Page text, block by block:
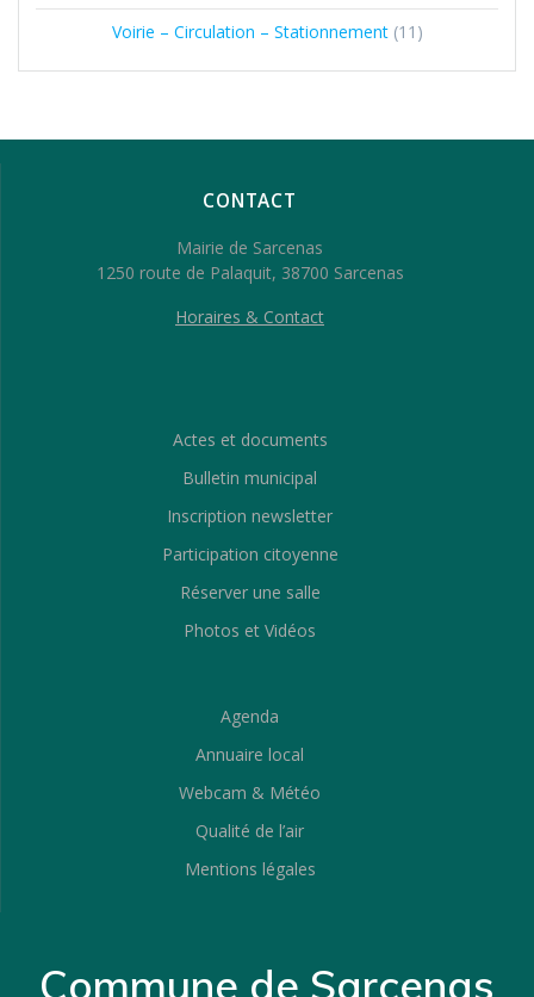
Voirie – Circulation – Stationnement(11)
CONTACT
Mairie de Sarcenas
1250 route de Palaquit, 38700 Sarcenas
Horaires & Contact
Actes et documents
Bulletin municipal
Inscription newsletter
Participation citoyenne
Réserver une salle
Photos et Vidéos
Agenda
Annuaire local
Webcam & Météo
Qualité de l’air
Mentions légales
Commune de Sarcenas